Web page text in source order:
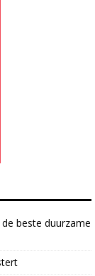
beste duurzame